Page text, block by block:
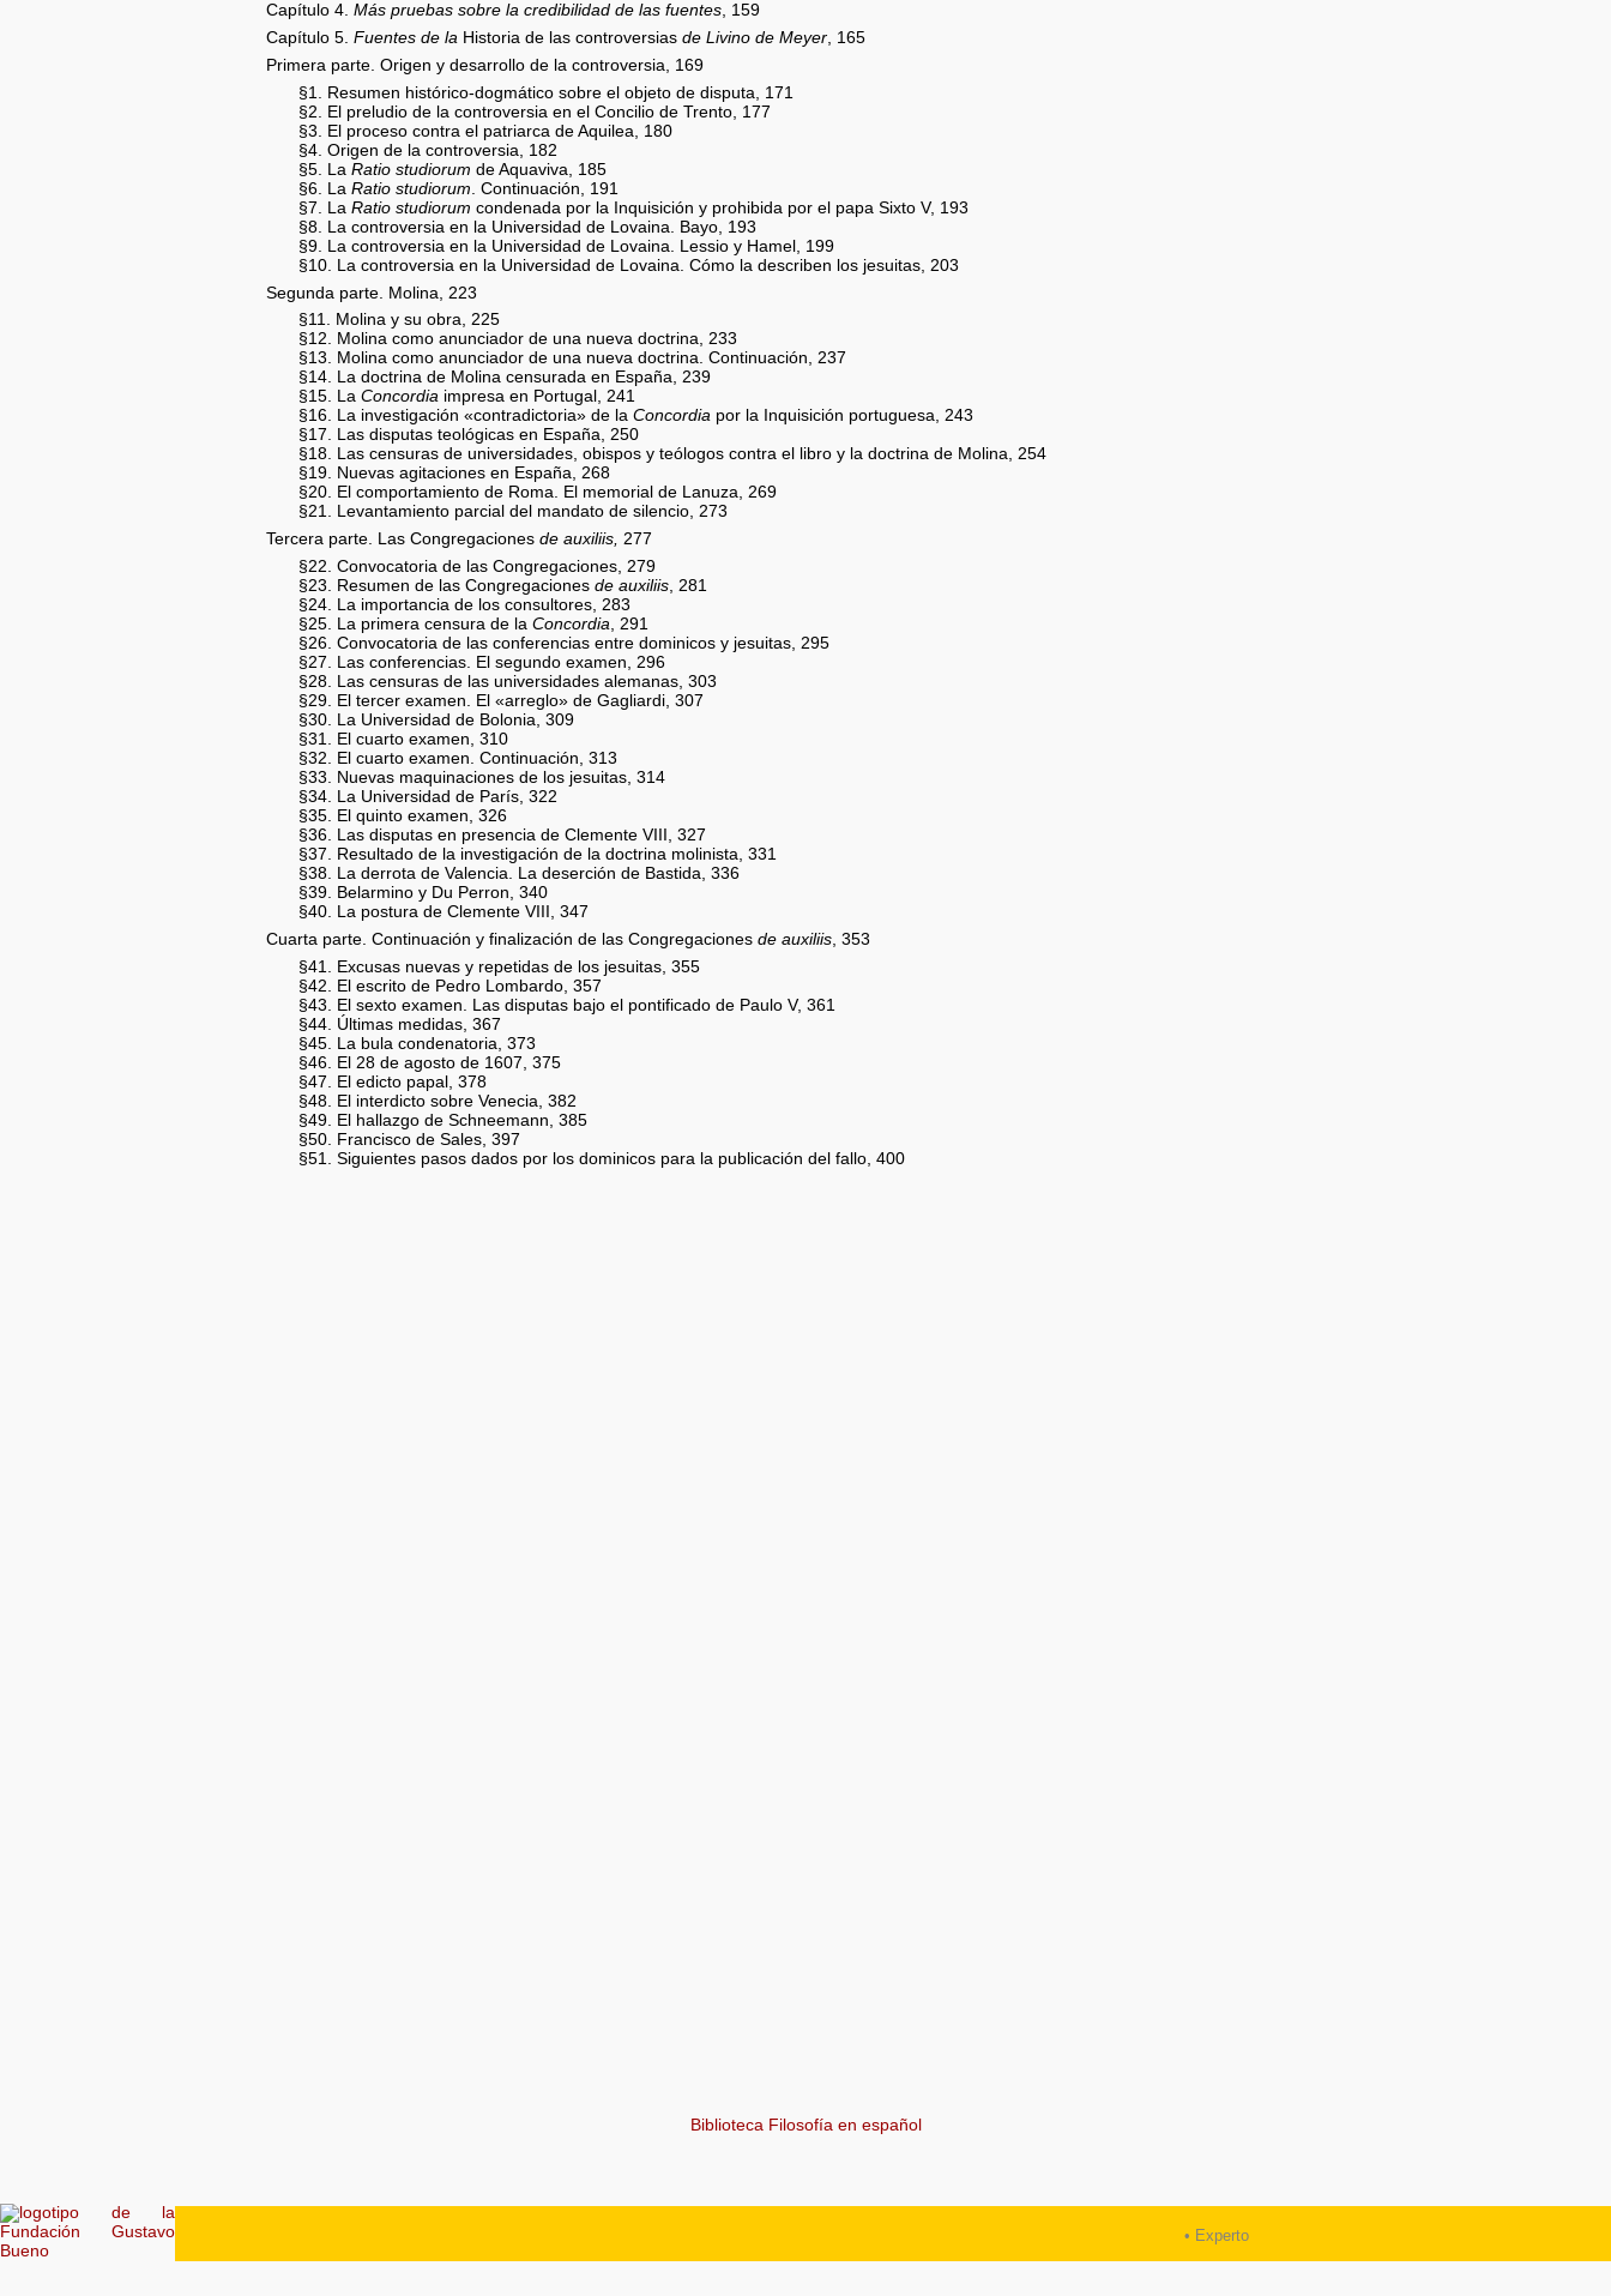
Capítulo 4. Más pruebas sobre la credibilidad de las fuentes, 159
Capítulo 5. Fuentes de la Historia de las controversias de Livino de Meyer, 165
Primera parte. Origen y desarrollo de la controversia, 169
§1. Resumen histórico-dogmático sobre el objeto de disputa, 171
§2. El preludio de la controversia en el Concilio de Trento, 177
§3. El proceso contra el patriarca de Aquilea, 180
§4. Origen de la controversia, 182
§5. LaRatio studiorum de Aquaviva, 185
§6. LaRatio studiorum . Continuación, 191
§7. LaRatio studiorum condenada por la Inquisición y prohibida por el papa Sixto V, 193
§8. La controversia en la Universidad de Lovaina. Bayo, 193
§9. La controversia en la Universidad de Lovaina. Lessio y Hamel, 199
§10. La controversia en la Universidad de Lovaina. Cómo la describen los jesuitas, 203
Segunda parte. Molina, 223
§11. Molina y su obra, 225
§12. Molina como anunciador de una nueva doctrina, 233
§13. Molina como anunciador de una nueva doctrina. Continuación, 237
§14. La doctrina de Molina censurada en España, 239
§15. LaConcordia impresa en Portugal, 241
§16. La investigación «contradictoria» de laConcordia por la Inquisición portuguesa, 243
§17. Las disputas teológicas en España, 250
§18. Las censuras de universidades, obispos y teólogos contra el libro y la doctrina de Molina, 254
§19. Nuevas agitaciones en España, 268
§20. El comportamiento de Roma. El memorial de Lanuza, 269
§21. Levantamiento parcial del mandato de silencio, 273
Tercera parte. Las Congregaciones de auxiliis, 277
§22. Convocatoria de las Congregaciones, 279
§23. Resumen de las Congregacionesde auxiliis, 281
§24. La importancia de los consultores, 283
§25. La primera censura de laConcordia, 291
§26. Convocatoria de las conferencias entre dominicos y jesuitas, 295
§27. Las conferencias. El segundo examen, 296
§28. Las censuras de las universidades alemanas, 303
§29. El tercer examen. El «arreglo» de Gagliardi, 307
§30. La Universidad de Bolonia, 309
§31. El cuarto examen, 310
§32. El cuarto examen. Continuación, 313
§33. Nuevas maquinaciones de los jesuitas, 314
§34. La Universidad de París, 322
§35. El quinto examen, 326
§36. Las disputas en presencia de Clemente VIII, 327
§37. Resultado de la investigación de la doctrina molinista, 331
§38. La derrota de Valencia. La deserción de Bastida, 336
§39. Belarmino y Du Perron, 340
§40. La postura de Clemente VIII, 347
Cuarta parte. Continuación y finalización de las Congregaciones de auxiliis , 353
§41. Excusas nuevas y repetidas de los jesuitas, 355
§42. El escrito de Pedro Lombardo, 357
§43. El sexto examen. Las disputas bajo el pontificado de Paulo V, 361
§44. Últimas medidas, 367
§45. La bula condenatoria, 373
§46. El 28 de agosto de 1607, 375
§47. El edicto papal, 378
§48. El interdicto sobre Venecia, 382
§49. El hallazgo de Schneemann, 385
§50. Francisco de Sales, 397
§51. Siguientes pasos dados por los dominicos para la publicación del fallo, 400
Biblioteca Filosofía en español